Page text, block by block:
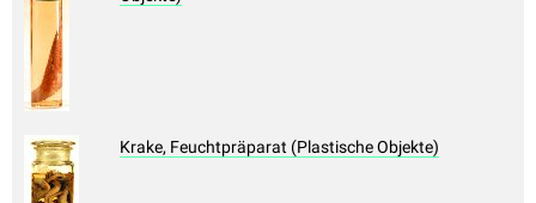
Krake, Feuchtpräparat (Plastische Objekte)